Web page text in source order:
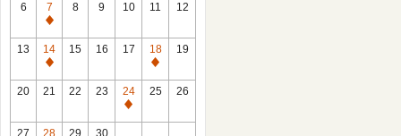
6
7
休
館
日
8 9 10 11 12
13
14
休
館
15 16 17
18
休
館
19
20 21 22 23
24
休
25 26
27
28
29 30